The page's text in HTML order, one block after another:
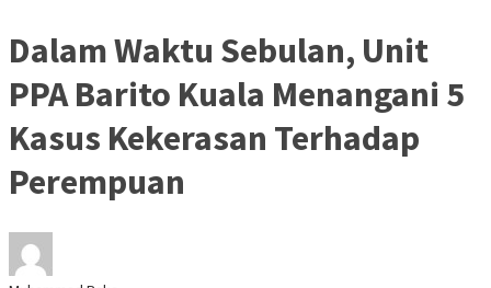
Dalam Waktu Sebulan, Unit
PPA Barito Kuala Menangani 5
Kasus Kekerasan Terhadap
Perempuan